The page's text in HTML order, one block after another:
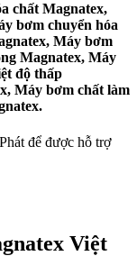
chất Magnatex,
bơm chuyển hóa
Máy bơm
Magnatex, Máy
độ thấp
Máy bơm chất làm
để được hỗ trợ
Việt